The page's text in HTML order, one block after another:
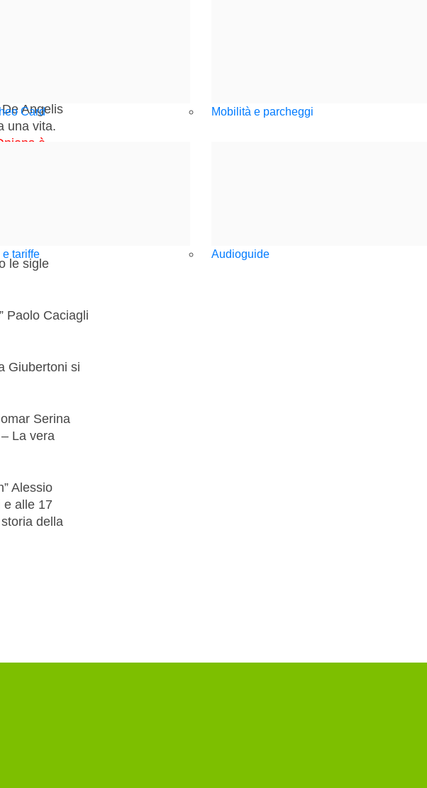
Card Mobilità e parcheggi
e tariffe Audioguide
voi come
racconterà
del
Angelis
una vita.
è
degli anni
le sigle
Paolo Caciagli
Giubertoni si
Serina
La vera
Alessio
e alle 17
della